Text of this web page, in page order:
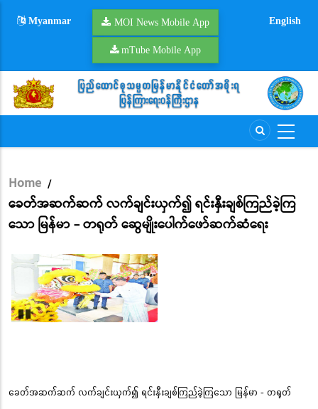
Myanmar MOI News Mobile App
mTube Mobile App
English
Breadcrumb
Home /
ခေတ်အဆက်ဆက် လက်ချင်းယှက်၍ ရင်းနှီးချစ်ကြည်ခဲ့ကြ
သော မြန်မာ - တရုတ် ဆွေမျိုးပေါက်ဖော်ဆက်ဆံရေး
ခေတ်အဆက်ဆက် လက်ချင်းယှက်၍ ရင်းနှီးချစ်ကြည်ခဲ့ကြသော မြန်မာ - တရုတ်